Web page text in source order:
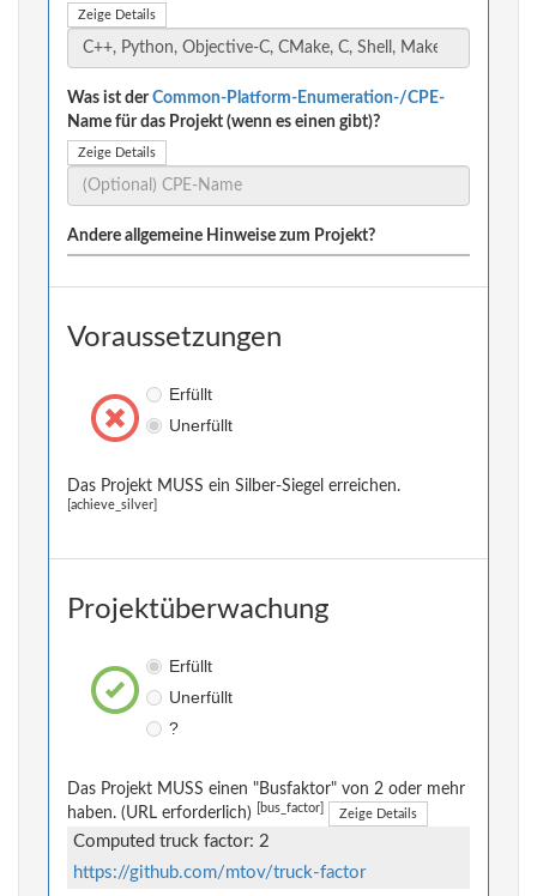
Zeige Details
Was ist derCommon-Platform-Enumeration-/CPE-
Name für das Projekt (wenn es einen gibt)?
Zeige Details
Andere allgemeine Hinweise zum Projekt?
Voraussetzungen
Erfüllt
Unerfüllt
Das Projekt MUSS ein Silber-Siegel erreichen.
[achieve_silver]
Projektüberwachung
Erfüllt
Unerfüllt
?
Das Projekt MUSS einen "Busfaktor" von 2 oder mehr
haben. (URL erforderlich)
[bus_factor] Zeige Details
Computed truck factor: 2
https://github.com/mtov/truck-factor